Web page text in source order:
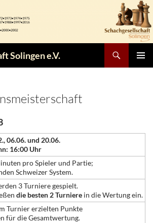
Solingen e.V.
06.06. und 20.06.
16:00 Uhr
pro Spieler und Partie;
Schweizer System.
3 Turniere gespielt.
die besten 2 Turniere in die Wertung ein.
Turnier erzielten Punkte
für die Gesamtwertung.